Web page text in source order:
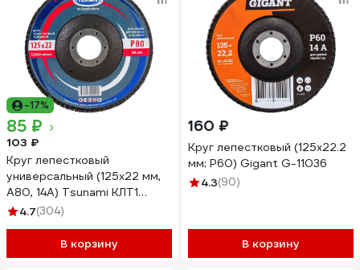
-17%
85 ₽
103 ₽
Круг лепестковый
универсальный (125х22 мм,
А80, 14А) Tsunami КЛТ1
D96100000012580
4.7(304)
В корзину
160 ₽
Круг лепестковый (125x22.2
мм; P60) Gigant G-11036
4.3(90)
В корзину